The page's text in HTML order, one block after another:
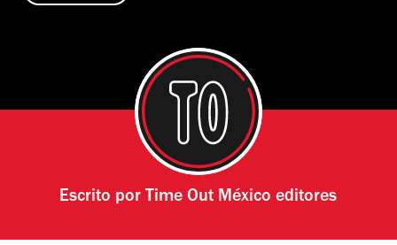
Escrito por Time Out México editores